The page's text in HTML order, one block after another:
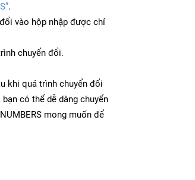
.
vào hộp nhập được chỉ
chuyển đổi.
khi quá trình chuyển đổi
có thể dễ dàng chuyển
mong muốn để